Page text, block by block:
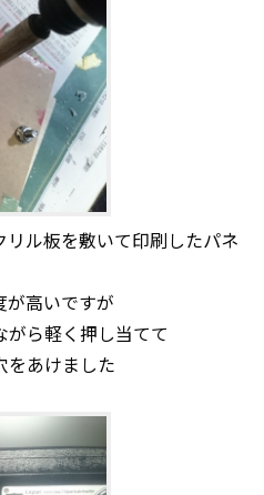
ル板を敷いて印刷したパネ
が高いですが
ら軽く押し当てて
をあけました